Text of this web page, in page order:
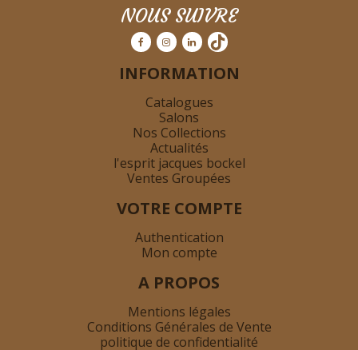
NOUS SUIVRE
INFORMATION
Catalogues
Salons
Nos Collections
Actualités
l'esprit jacques bockel
Ventes Groupées
VOTRE COMPTE
Authentication
Mon compte
A PROPOS
Mentions légales
Conditions Générales de Vente
politique de confidentialité